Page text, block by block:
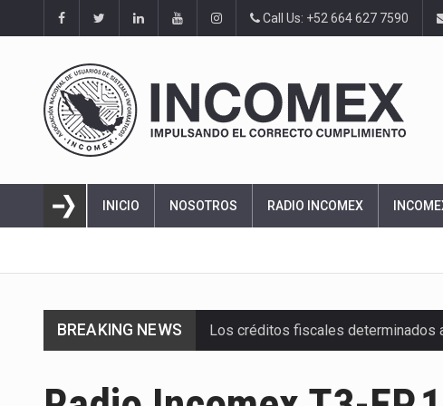
Call Us: +52 664 627 7590
INICIO NOSOTROS RADIO INCOMEX
BREAKING NEWS Los créditos fiscales determinados